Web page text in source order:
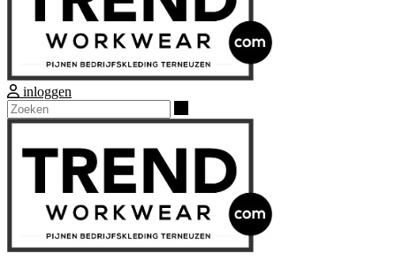
inloggen